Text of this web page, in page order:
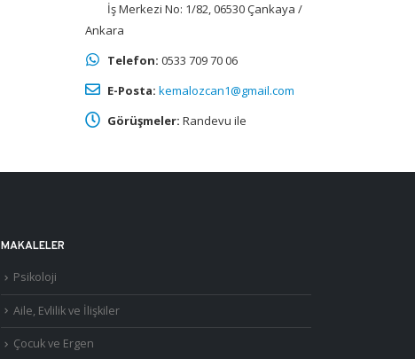
İş Merkezi No: 1/82, 06530 Çankaya /
Ankara
Telefon: 0533 709 70 06
E-Posta: kemalozcan1@gmail.com
Görüşmeler: Randevu ile
MAKALELER
Psikoloji
Aile, Evlilik ve İlişkiler
Çocuk ve Ergen